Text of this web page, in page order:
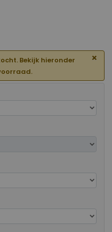
Bekijk hieronder
×